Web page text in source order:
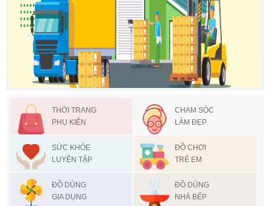
THỜI TRANG
PHỤ KIỆN
CHAM SÓC
LÀM ĐẸP
SỨC KHỎE
LUYỆN TẬP
ĐỒ CHƠI
TRẺ EM
ĐỒ DÙNG
GIA DỤNG
ĐỒ DÙNG
NHÀ BẾP